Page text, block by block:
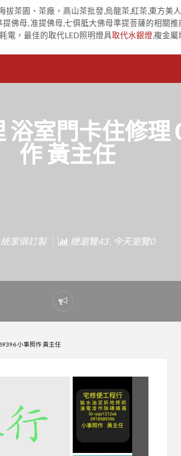
拔茶園、茶廠，高山茶批發,烏龍茶,紅茶,東方美
提佛母, 准提佛母,七俱胝大佛母準提菩薩的相關推
電，最佳的取代LED照明燈具取代水銀燈 ,複金屬
浴室門卡住修
作 黃主任
家俱訂製 總瀏覽43 , 今天瀏覽0
Report
problem
小事照作 黃主任